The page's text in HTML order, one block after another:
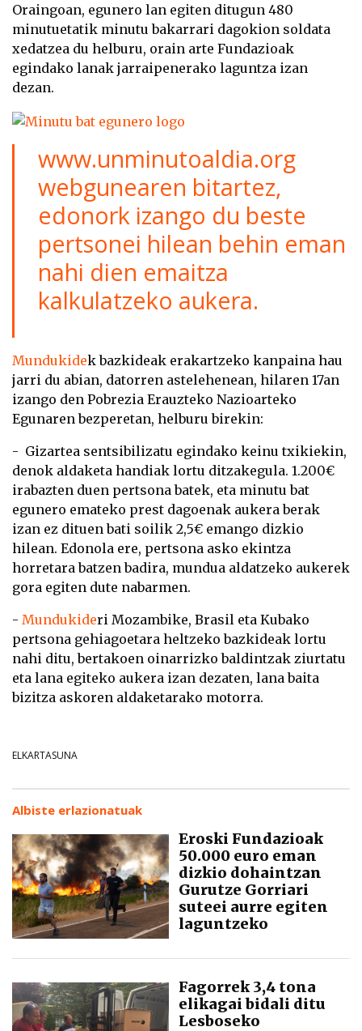
Oraingoan, egunero lan egiten ditugun 480
minutuetatik minutu bakarrari dagokion soldata
xedatzea du helburu, orain arte Fundazioak
egindako lanak jarraipenerako laguntza izan
dezan.
www.unminutoaldia.org
webgunearen bitartez,
edonork izango du beste
pertsonei hilean behin eman
nahi dien emaitza
kalkulatzeko aukera.
Mundukidek bazkideak erakartzeko kanpaina hau
jarri du abian, datorren astelehenean, hilaren 17an
izango den Pobrezia Erauzteko Nazioarteko
Egunaren bezperetan, helburu birekin:
- Gizartea sentsibilizatu egindako keinu txikiekin,
denok aldaketa handiak lortu ditzakegula. 1.200€
irabazten duen pertsona batek, eta minutu bat
egunero emateko prest dagoenak aukera berak
izan ez dituen bati soilik 2,5€ emango dizkio
hilean. Edonola ere, pertsona asko ekintza
horretara batzen badira, mundua aldatzeko aukerek
gora egiten dute nabarmen.
- Mundukideri Mozambike, Brasil eta Kubako
pertsona gehiagoetara heltzeko bazkideak lortu
nahi ditu, bertakoen oinarrizko baldintzak ziurtatu
eta lana egiteko aukera izan dezaten, lana baita
bizitza askoren aldaketarako motorra.
ELKARTASUNA
Albiste erlazionatuak
Eroski Fundazioak
50.000 euro eman
dizkio dohaintzan
Gurutze Gorriari
suteei aurre egiten
laguntzeko
Fagorrek 3,4 tona
elikagai bidali ditu
Lesboseko